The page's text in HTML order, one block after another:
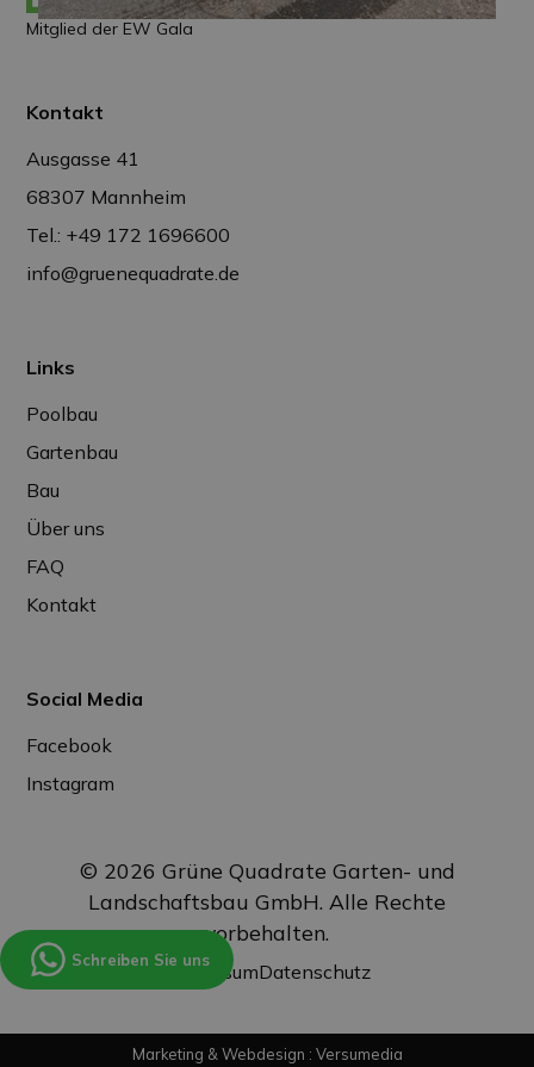
Mitglied der EW Gala
Kontakt
Ausgasse 41
68307 Mannheim
Tel.: +49 172 1696600
info@gruenequadrate.de
Links
Poolbau
Gartenbau
Bau
Über uns
FAQ
Kontakt
Social Media
Facebook
Instagram
© 2026 Grüne Quadrate Garten- und
Landschaftsbau GmbH. Alle Rechte
vorbehalten.
ImpressumDatenschutz
Marketing & Webdesign : Versumedia
Schreiben Sie uns